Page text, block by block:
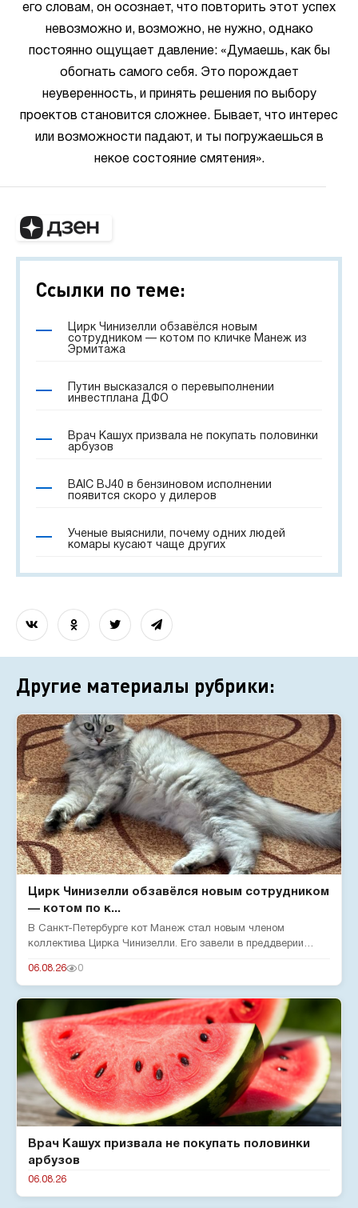
его словам, он осознает, что повторить этот успех
невозможно и, возможно, не нужно, однако
постоянно ощущает давление: «Думаешь, как бы
обогнать самого себя. Это порождает
неуверенность, и принять решения по выбору
проектов становится сложнее. Бывает, что интерес
или возможности падают, и ты погружаешься в
некое состояние смятения».
Ссылки по теме:
Цирк Чинизелли обзавёлся новым
сотрудником — котом по кличке Манеж из
Эрмитажа
Путин высказался о перевыполнении
инвестплана ДФО
Врач Кашух призвала не покупать половинки
арбузов
BAIC BJ40 в бензиновом исполнении
появится скоро у дилеров
Ученые выяснили, почему одних людей
комары кусают чаще других
Другие материалы рубрики:
Цирк Чинизелли обзавёлся новым сотрудником
— котом по к...
В Санкт-Петербурге кот Манеж стал новым членом
коллектива Цирка Чинизелли. Его завели в преддверии
06.08.26 0
Врач Кашух призвала не покупать половинки
арбузов
06.08.26